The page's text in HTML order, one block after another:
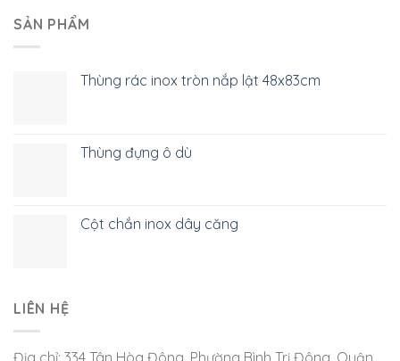
SẢN PHẨM
Thùng rác inox tròn nắp lật 48x83cm
Thùng đựng ô dù
Cột chắn inox dây căng
LIÊN HỆ
Địa chỉ: 334 Tân Hòa Đông, Phường Bình Trị Đông, Quận